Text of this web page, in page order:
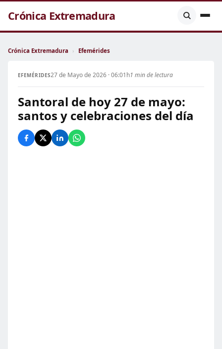
Crónica Extremadura
Crónica Extremadura › Efemérides
EFEMÉRIDES27 de Mayo de 2026 · 06:01h1 min de lectura
Santoral de hoy 27 de mayo:
santos y celebraciones del día